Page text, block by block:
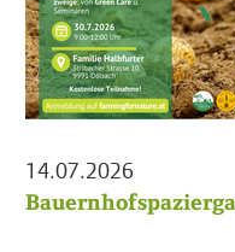
14.07.2026